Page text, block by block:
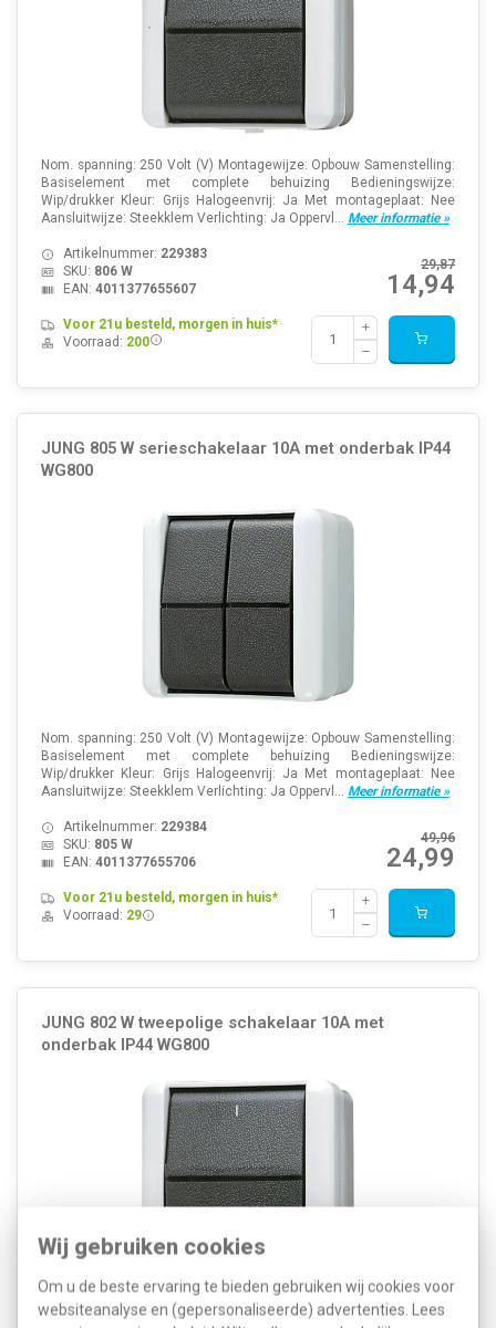
Wij gebruiken cookies
Om u de beste ervaring te bieden gebruiken wij cookies voor
websiteanalyse en (gepersonaliseerde) advertenties. Lees
Nom. spanning: 250 Volt (V) Montagewijze: Opbouw Samenstelling:
Basiselement met complete behuizing Bedieningswijze:
Wip/drukker Kleur: Grijs Halogeenvrij: Ja Met montageplaat: Nee
Aansluitwijze: Steekklem Verlichting: Ja Oppervl... Meer informatie »
29,87
14,94
Artikelnummer: 229383
SKU: 806 W
EAN: 4011377655607
Voor 21u besteld, morgen in huis*
Voorraad: 200
JUNG 805 W serieschakelaar 10A met onderbak IP44
WG800
Nom. spanning: 250 Volt (V) Montagewijze: Opbouw Samenstelling:
Basiselement met complete behuizing Bedieningswijze:
Wip/drukker Kleur: Grijs Halogeenvrij: Ja Met montageplaat: Nee
Aansluitwijze: Steekklem Verlichting: Ja Oppervl... Meer informatie »
49,96
24,99
Artikelnummer: 229384
SKU: 805 W
EAN: 4011377655706
Voor 21u besteld, morgen in huis*
Voorraad: 29
JUNG 802 W tweepolige schakelaar 10A met
onderbak IP44 WG800
Nom. spanning: 250 Volt (V) Montagewijze: Opbouw Samenstelling: